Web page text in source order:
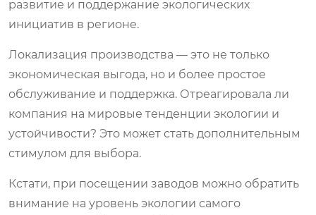
развитие и поддержание экологических
инициатив в регионе.
Локализация производства — это не только
экономическая выгода, но и более простое
обслуживание и поддержка. Отреагировала ли
компания на мировые тенденции экологии и
устойчивости? Это может стать дополнительным
стимулом для выбора.
Кстати, при посещении заводов можно обратить
внимание на уровень экологии самого